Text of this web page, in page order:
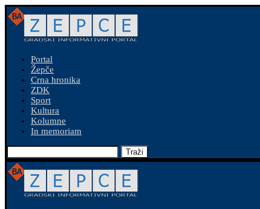
Portal
Žepče
Crna hronika
ZDK
Sport
Kultura
Kolumne
In memoriam
Traži